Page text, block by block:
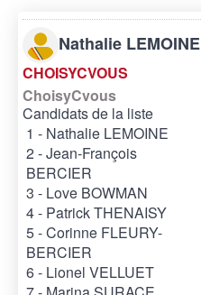
Nathalie LEMOINE
CHOISYCVOUS
ChoisyCvous
Candidats de la liste
1 - Nathalie LEMOINE
2 - Jean-François
BERCIER
3 - Love BOWMAN
4 - Patrick THENAISY
5 - Corinne FLEURY-
BERCIER
6 - Lionel VELLUET